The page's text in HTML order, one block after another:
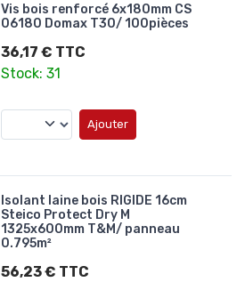
Vis bois renforcé 6x180mm CS
06180 Domax T30/ 100pièces
36,17 € TTC
Stock: 31
Ajouter
Isolant laine bois RIGIDE 16cm
Steico Protect Dry M
1325x600mm T&M/ panneau
0.795m²
56,23 € TTC